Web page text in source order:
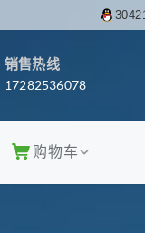
销售热线
17282536078
购物车